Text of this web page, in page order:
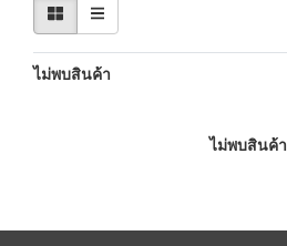
ไม่พบสินค้า
ไม่พบสินค้า